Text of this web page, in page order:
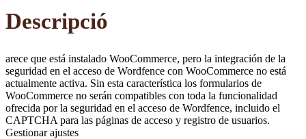
Descripció
arece que está instalado WooCommerce, pero la integración de la
seguridad en el acceso de Wordfence con WooCommerce no está
actualmente activa. Sin esta característica los formularios de
WooCommerce no serán compatibles con toda la funcionalidad
ofrecida por la seguridad en el acceso de Wordfence, incluido el
CAPTCHA para las páginas de acceso y registro de usuarios.
Gestionar ajustes